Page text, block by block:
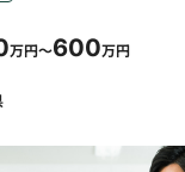
万円～600万円